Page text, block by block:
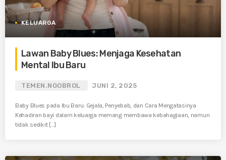
KELUARGA
Lawan Baby Blues: Menjaga Kesehatan
Mental Ibu Baru
TEMEN.NGOBROL JUNI 2, 2025
Baby Blues pada Ibu Baru: Gejala, Penyebab, dan Cara Mengatasinya
Kehadiran bayi dalam keluarga memang membawa kebahagiaan, namun
tidak sedikit […]